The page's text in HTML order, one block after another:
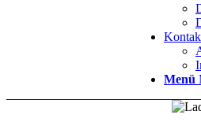
Menü